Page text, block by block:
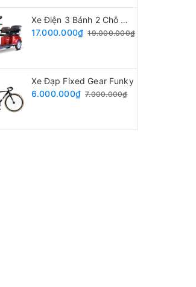
Xe Điện 3 Bánh 2 Chỗ Ngồi
17.000.000₫ 19.000.000₫
Xe Đạp Fixed Gear Funky
6.000.000₫ 7.000.000₫